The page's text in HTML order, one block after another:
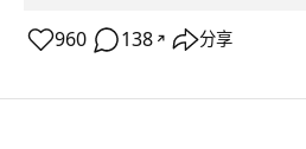
960 138 ↗ 分享